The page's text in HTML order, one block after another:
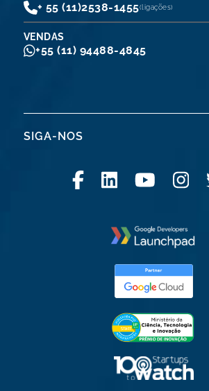
+ 55 (11)2538-1455(ligações)
VENDAS
+55 (11) 94488-4845
SIGA-NOS